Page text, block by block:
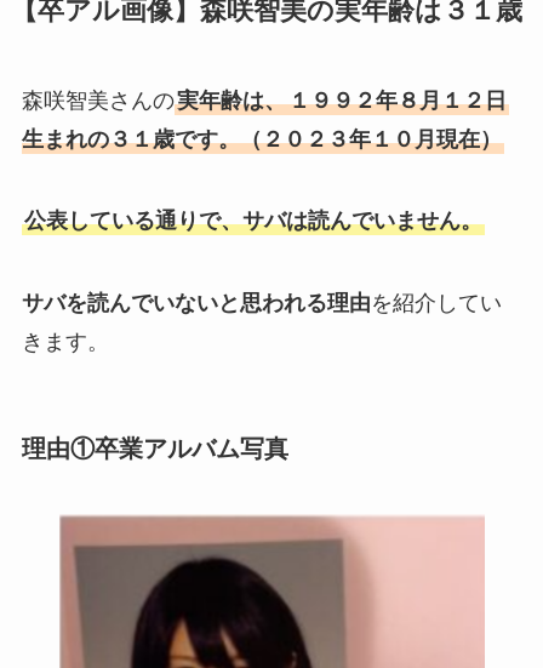
【卒アル画像】森咲智美の実年齢は３１歳
森咲智美さんの実年齢は、１９９２年８月１２日
生まれの３１歳です。（２０２３年１０月現在）
公表している通りで、サバは読んでいません。
サバを読んでいないと思われる理由を紹介してい
きます。
理由①卒業アルバム写真